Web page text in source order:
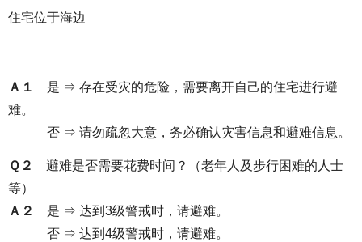
住宅位于海边
Ａ１
是 ⇒ 存在受灾的危险，需要离开自己的住宅进行避
难。
否 ⇒ 请勿疏忽大意，务必确认灾害信息和避难信息。
Ｑ２
避难是否需要花费时间？（老年人及步行困难的人士
等）
Ａ２
是 ⇒ 达到3级警戒时，请避难。
否 ⇒ 达到4级警戒时，请避难。